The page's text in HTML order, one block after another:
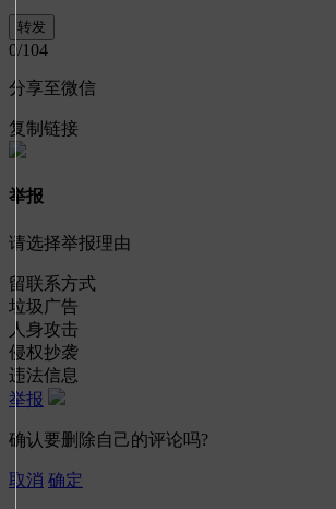
0/104
分享至微信
复制链接
举报
请选择举报理由
留联系方式
垃圾广告
人身攻击
侵权抄袭
违法信息
举报
确认要删除自己的评论吗?
取消 确定